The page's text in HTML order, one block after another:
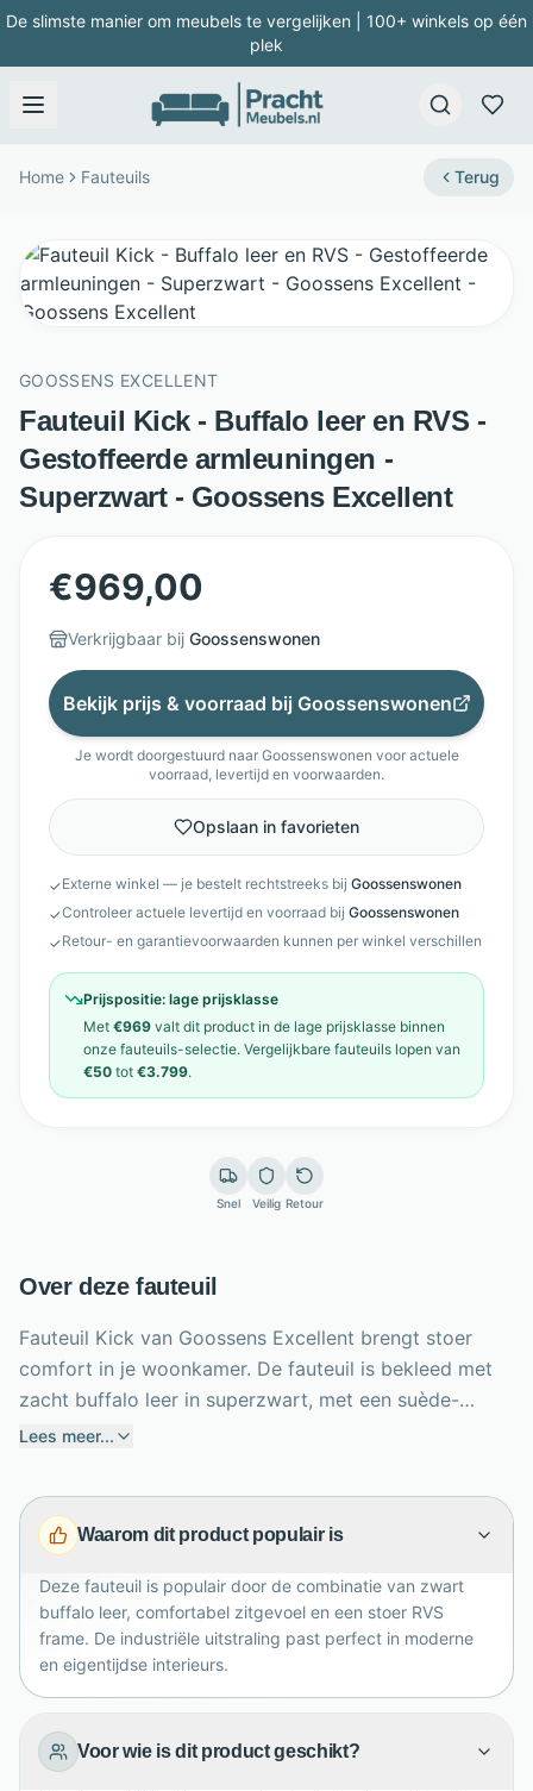
De slimste manier om meubels te vergelijken | 100+ winkels op één
plek
Home Fauteuils Terug
GOOSSENS EXCELLENT
Fauteuil Kick - Buffalo leer en RVS -
Gestoffeerde armleuningen -
Superzwart - Goossens Excellent
€969,00
Verkrijgbaar bij Goossenswonen
Bekijk prijs & voorraad bij Goossenswonen
Je wordt doorgestuurd naar Goossenswonen voor actuele
voorraad, levertijd en voorwaarden.
Opslaan in favorieten
✓Externe winkel — je bestelt rechtstreeks bij Goossenswonen
✓Controleer actuele levertijd en voorraad bij Goossenswonen
✓Retour- en garantievoorwaarden kunnen per winkel verschillen
Prijspositie: lage prijsklasse
Met €969 valt dit product in de lage prijsklasse binnen
onze fauteuils-selectie. Vergelijkbare fauteuils lopen van
€50 tot €3.799.
Snel Veilig Retour
Over deze fauteuil
Fauteuil Kick van Goossens Excellent brengt stoer
comfort in je woonkamer. De fauteuil is bekleed met
zacht buffalo leer in superzwart, met een suède-
achtige uitstraling en natuurlijke structuur. Het slanke
moderne look. Dankzij de gestoffeerde armleuningen,
luxafoam vulling en singelbanden zit je stevig en
ontspannen tegelijk. Met afmetingen van 64 x 75 x 71
cm past deze leren design fauteuil mooi in een
eigentijds interieur. De ondiepe zitdiepte stimuleert
een actieve zithouding, ideaal voor lezen, ontspannen
of een stijlvol hoekje bij de haard thuis.
Lees meer...
Waarom dit product populair is
Deze fauteuil is populair door de combinatie van zwart
buffalo leer, comfortabel zitgevoel en een stoer RVS
frame. De industriële uitstraling past perfect in moderne
en eigentijdse interieurs.
Voor wie is dit product geschikt?